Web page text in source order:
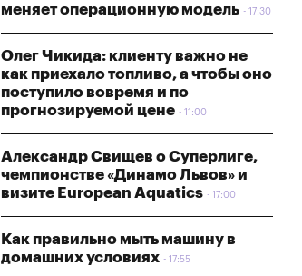
меняет операционную модель
17:30
Олег Чикида: клиенту важно не
как приехало топливо, а чтобы оно
поступило вовремя и по
прогнозируемой цене
11:00
Александр Свищев о Суперлиге,
чемпионстве «Динамо Львов» и
визите European Aquatics
17:00
Как правильно мыть машину в
домашних условиях
17:55